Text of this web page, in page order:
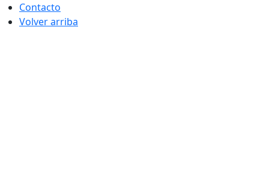
Contacto
Volver arriba